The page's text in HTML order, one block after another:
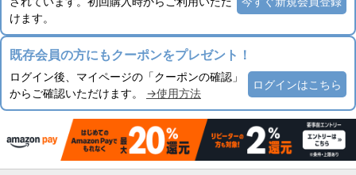
けます。
既存会員の方にもクーポンをプレゼント！
ログイン後、マイページの「クーポンの確認」
からご確認いただけます。 →使用方法
ログインはこちら